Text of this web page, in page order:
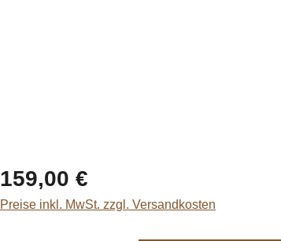
Regulärer Preis:
159,00 €
Preise inkl. MwSt. zzgl. Versandkosten